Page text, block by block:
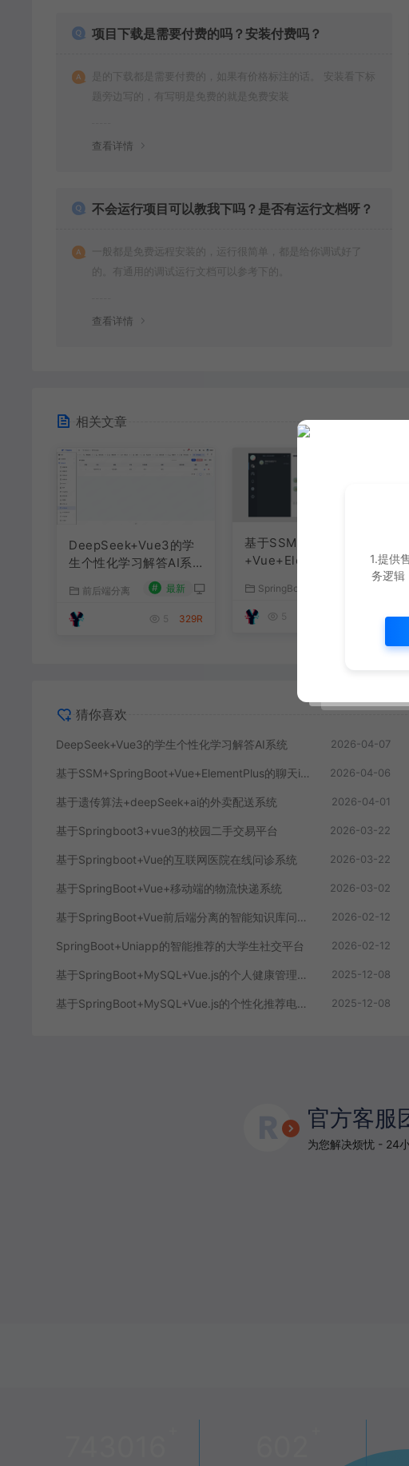
项目下载是需要付费的吗？安装付费吗？
是的下载都是需要付费的，如果有价格标注的话。 安装看下标
题旁边写的，有写明是免费的就是免费安装
查看详情
不会运行项目可以教我下吗？是否有运行文档呀？
一般都是免费远程安装的，运行很简单，都是给你调试好了
的。有通用的调试运行文档可以参考下的。
查看详情
相关文章
DeepSeek+Vue3的学
生个性化学习解答AI系
前后端分离 # 最新
5 329R
基于SSM+SpringBoot
+Vue+ElementPlus的
SpringBoot源码
5
猜你喜欢
DeepSeek+Vue3的学生个性化学习解答AI系统 2026-04-07
基于SSM+SpringBoot+Vue+ElementPlus的聊天im系统 2026-04-06
基于遗传算法+deepSeek+ai的外卖配送系统 2026-04-01
基于Springboot3+vue3的校园二手交易平台 2026-03-22
基于Springboot+Vue的互联网医院在线问诊系统 2026-03-22
基于SpringBoot+Vue+移动端的物流快递系统 2026-03-02
基于SpringBoot+Vue前后端分离的智能知识库问答系统 2026-02-12
SpringBoot+Uniapp的智能推荐的大学生社交平台 2026-02-12
基于SpringBoot+MySQL+Vue.js的个人健康管理系统(附论文) 2025-12-08
基于SpringBoot+MySQL+Vue.js的个性化推荐电商系统(附论文) 2025-12-08
官方客服
为您解决烦忧 - 24
1.提供
务逻辑